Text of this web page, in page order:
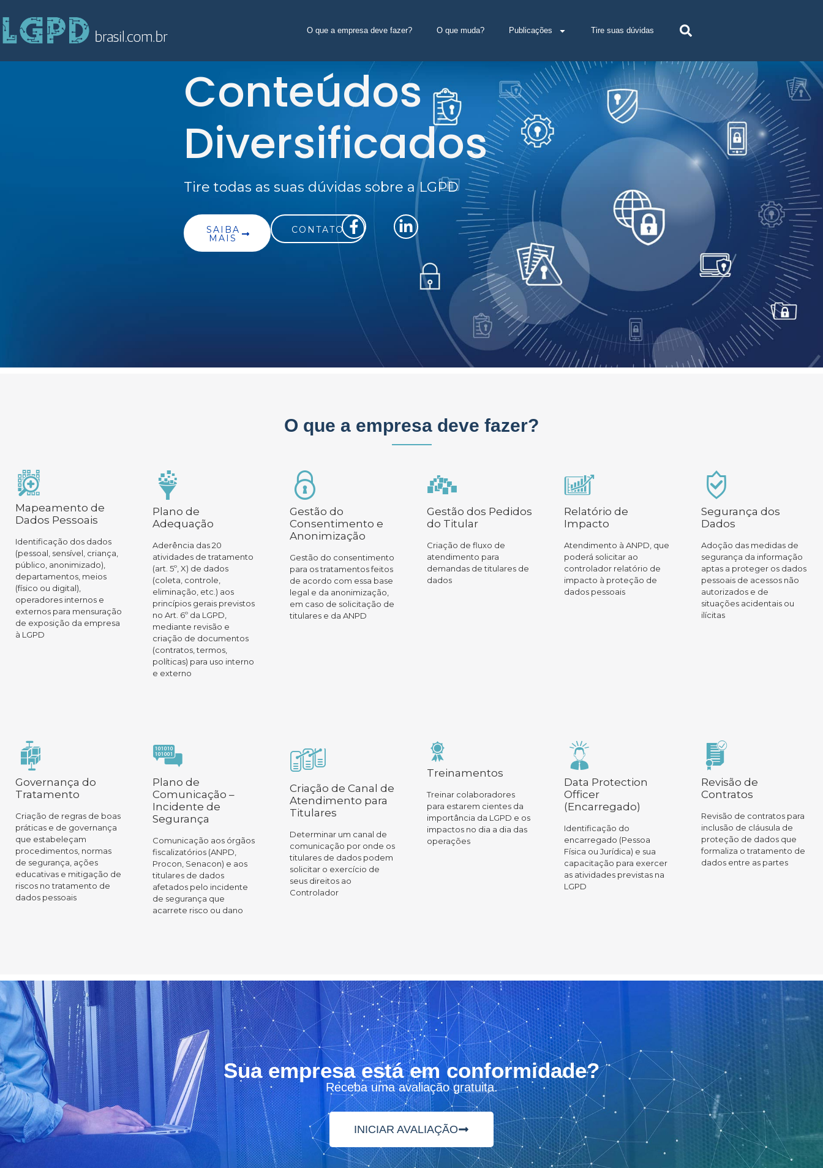
O que a empresa deve fazer? O que muda? Publicações Tire suas dúvidas
Conteúdos
Diversificados
Tire todas as suas dúvidas sobre a LGPD
SAIBA
MAIS
CONTATO
O que a empresa deve fazer?
Mapeamento de
Dados Pessoais
Identificação dos dados
(pessoal, sensível, criança,
público, anonimizado),
departamentos, meios
(físico ou digital),
operadores internos e
externos para mensuração
de exposição da empresa
à LGPD
Plano de
Adequação
Aderência das 20
atividades de tratamento
(art. 5º, X) de dados
(coleta, controle,
eliminação, etc.) aos
princípios gerais previstos
no Art. 6º da LGPD,
mediante revisão e
criação de documentos
(contratos, termos,
políticas) para uso interno
e externo
Gestão do
Consentimento e
Anonimização
Gestão do consentimento
para os tratamentos feitos
de acordo com essa base
legal e da anonimização,
em caso de solicitação de
titulares e da ANPD
Gestão dos Pedidos
do Titular
Criação de fluxo de
atendimento para
demandas de titulares de
dados
Relatório de
Impacto
Atendimento à ANPD, que
poderá solicitar ao
controlador relatório de
impacto à proteção de
dados pessoais
Segurança dos
Dados
Adoção das medidas de
segurança da informação
aptas a proteger os dados
pessoais de acessos não
autorizados e de
situações acidentais ou
ilícitas
Governança do
Tratamento
Criação de regras de boas
práticas e de governança
que estabeleçam
procedimentos, normas
de segurança, ações
educativas e mitigação de
riscos no tratamento de
dados pessoais
Plano de
Comunicação –
Incidente de
Segurança
Comunicação aos órgãos
fiscalizatórios (ANPD,
Procon, Senacon) e aos
titulares de dados
afetados pelo incidente
de segurança que
acarrete risco ou dano
Criação de Canal de
Atendimento para
Titulares
Determinar um canal de
comunicação por onde os
titulares de dados podem
solicitar o exercício de
seus direitos ao
Controlador
Treinamentos
Treinar colaboradores
para estarem cientes da
importância da LGPD e os
impactos no dia a dia das
operações
Data Protection
Officer
(Encarregado)
Identificação do
encarregado (Pessoa
Física ou Jurídica) e sua
capacitação para exercer
as atividades previstas na
LGPD
Revisão de
Contratos
Revisão de contratos para
inclusão de cláusula de
proteção de dados que
formaliza o tratamento de
dados entre as partes
Sua empresa está em conformidade?
Receba uma avaliação gratuita.
INICIAR AVALIAÇÃO